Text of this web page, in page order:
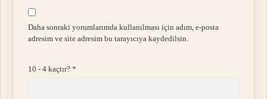
Daha sonraki yorumlarımda kullanılması için adım, e-posta
adresim ve site adresim bu tarayıcıya kaydedilsin.
10 - 4 kaçtır?*